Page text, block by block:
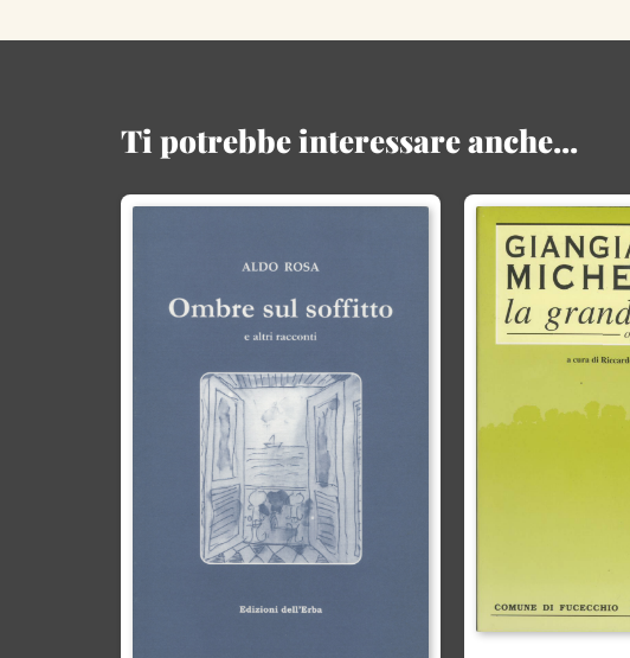
Ti potrebbe interessare anche...